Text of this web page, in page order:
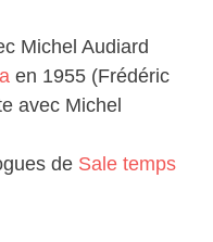
Michel Audiard
en 1955 (Frédéric
avec Michel
de Sale temps